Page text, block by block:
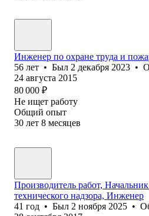
Инженер по охране труда и
56 лет • Был 2 декабря 2023 •
24 августа 2015
80 000 ₽
Не ищет работу
Общий опыт
30 лет 8 месяцев
Производитель работ,
технического надзора, Инженер
41 год • Был 2 ноября 2025 •